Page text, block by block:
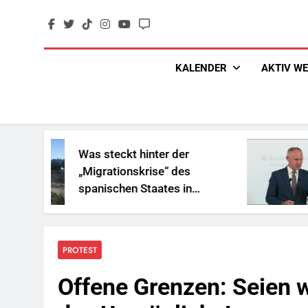
KALENDER AKTIV
Was steckt hinter der
„Migrationskrise“ des
spanischen Staates in
Nordafrika?
und
PROTEST
Offene Grenzen: Seien